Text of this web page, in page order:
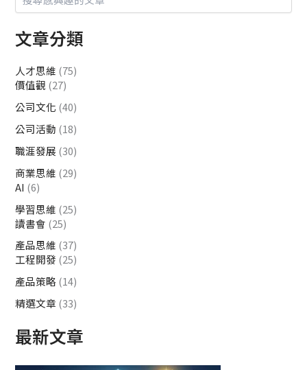
文章分類
人才思維 (75)
價值觀 (27)
公司文化 (40)
公司活動 (18)
職涯發展 (30)
商業思維 (29)
AI (6)
學習思維 (25)
讀書會 (25)
產品思維 (37)
工程開發 (25)
產品策略 (14)
精選文章 (33)
最新文章